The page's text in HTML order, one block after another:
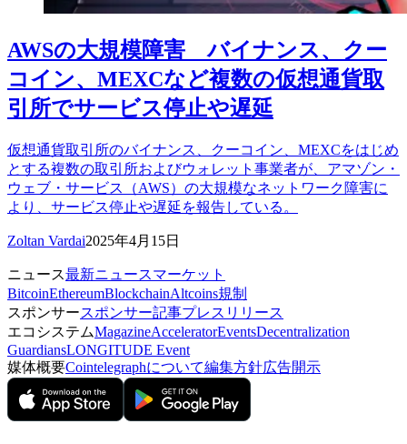
AWSの大規模障害 バイナンス、クー
コイン、MEXCなど複数の仮想通貨取
引所でサービス停止や遅延
仮想通貨取引所のバイナンス、クーコイン、MEXCをはじめ
とする複数の取引所およびウォレット事業者が、アマゾン・
ウェブ・サービス（AWS）の大規模なネットワーク障害に
より、サービス停止や遅延を報告している。
Zoltan Vardai2025年4月15日
ニュース最新ニュースマーケット
BitcoinEthereumBlockchainAltcoins規制
スポンサースポンサー記事プレスリリース
エコシステムMagazineAcceleratorEventsDecentralization
GuardiansLONGITUDE Event
媒体概要Cointelegraphについて編集方針広告開示